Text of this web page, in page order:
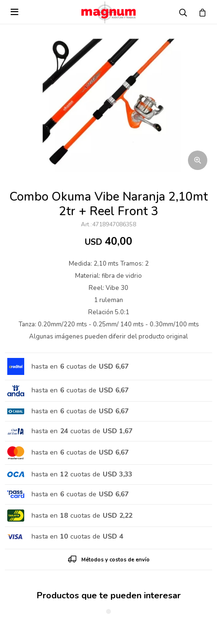

Combo Okuma Vibe Naranja 2,10mt
2tr + Reel Front 3
4718947086358
USD 40,00
Medida: 2,10 mts Tramos: 2
Material: fibra de vidrio
Reel: Vibe 30
1 ruleman
Relación 5.0:1
Tanza: 0.20mm/220 mts - 0.25mm/ 140 mts - 0.30mm/100 mts
Algunas imágenes pueden diferir del producto original
hasta en 6 cuotas de USD 6,67
hasta en 6 cuotas de USD 6,67
hasta en 6 cuotas de USD 6,67
hasta en 24 cuotas de USD 1,67
hasta en 6 cuotas de USD 6,67
hasta en 12 cuotas de USD 3,33
hasta en 6 cuotas de USD 6,67
hasta en 18 cuotas de USD 2,22
hasta en 10 cuotas de USD 4
Métodos y costos de envío
Productos que te pueden interesar